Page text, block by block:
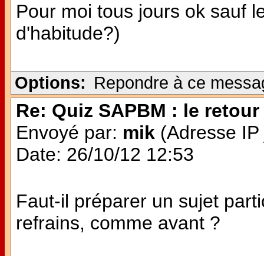
Pour moi tous jours ok sauf
d'habitude?)
Options: Repondre à ce
Re: Quiz SAPBM : le retour
Envoyé par: mik (Adresse
Date: 26/10/12 12:53
Faut-il préparer un sujet
refrains, comme avant ?